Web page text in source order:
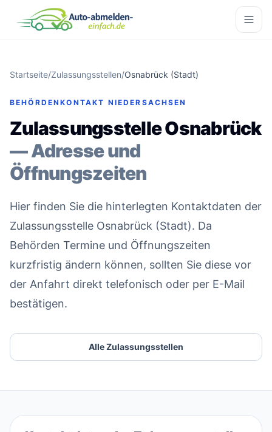
Startseite/Zulassungsstellen/Osnabrück (Stadt)
BEHÖRDENKONTAKT NIEDERSACHSEN
Zulassungsstelle Osnabrück
— Adresse und
Öffnungszeiten
Hier finden Sie die hinterlegten Kontaktdaten der
Zulassungsstelle Osnabrück (Stadt). Da
Behörden Termine und Öffnungszeiten
kurzfristig ändern können, sollten Sie diese vor
der Anfahrt direkt telefonisch oder per E-Mail
bestätigen.
Alle Zulassungsstellen